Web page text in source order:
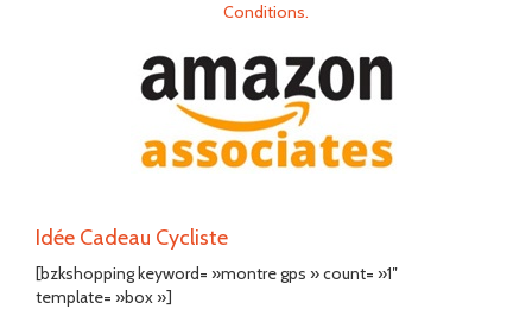
Conditions.
Idée Cadeau Cycliste
[bzkshopping keyword= »montre gps » count= »1″
template= »box »]